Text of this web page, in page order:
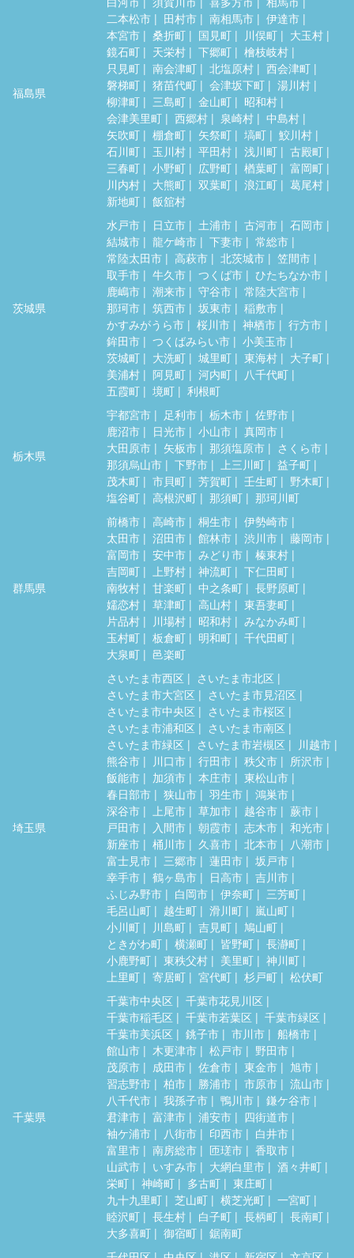
福島県
二本松市
田村市 南相馬市
伊達市
本宮市
桑折町 国見町 川俣町
大玉村
鏡石町
天栄村 下郷町
檜枝岐村
只見町
南会津町 北塩原村
西会津町
磐梯町
猪苗代町 会津坂下町
湯川村
柳津町
三島町 金山町
昭和村
会津美里町
西郷村 泉崎村
中島村
矢吹町
棚倉町 矢祭町 塙町
鮫川村
石川町
玉川村 平田村 浅川町
古殿町
三春町
小野町 広野町 楢葉町
富岡町
川内村
大熊町 双葉町 浪江町
葛尾村
新地町
飯舘村
茨城県
水戸市 日立市 土浦市 古河市
石岡市
結城市
龍ケ崎市 下妻市
常総市
常陸太田市
高萩市 北茨城市
笠間市
取手市
牛久市 つくば市
ひたちなか市
鹿嶋市
潮来市 守谷市
常陸大宮市
那珂市
筑西市 坂東市
稲敷市
かすみがうら市
桜川市 神栖市
行方市
鉾田市
つくばみらい市
小美玉市
茨城町
大洗町 城里町 東海村
大子町
美浦村
阿見町 河内町
八千代町
五霞町
境町 利根町
栃木県
宇都宮市 足利市 栃木市
佐野市
鹿沼市
日光市 小山市
真岡市
大田原市
矢板市 那須塩原市
さくら市
那須烏山市
下野市 上三川町
益子町
茂木町
市貝町 芳賀町 壬生町
野木町
塩谷町
高根沢町 那須町 那珂川町
群馬県
前橋市 高崎市 桐生市
伊勢崎市
太田市
沼田市 館林市 渋川市
藤岡市
富岡市
安中市 みどり市
榛東村
吉岡町
上野村 神流町
下仁田町
南牧村
甘楽町 中之条町
長野原町
嬬恋村
草津町 高山村
東吾妻町
片品村
川場村 昭和村
みなかみ町
玉村町
板倉町 明和町
千代田町
大泉町
邑楽町
埼玉県
さいたま市西区
さいたま市北区
さいたま市大宮区
さいたま市見沼区
さいたま市中央区
さいたま市桜区
さいたま市浦和区
さいたま市南区
さいたま市緑区
さいたま市岩槻区
川越市
熊谷市
川口市 行田市 秩父市
所沢市
飯能市
加須市 本庄市
東松山市
春日部市
狭山市 羽生市
鴻巣市
深谷市
上尾市 草加市 越谷市
蕨市
戸田市
入間市 朝霞市 志木市
和光市
新座市
桶川市 久喜市 北本市
八潮市
富士見市
三郷市 蓮田市
坂戸市
幸手市
鶴ヶ島市 日高市
吉川市
ふじみ野市
白岡市 伊奈町
三芳町
毛呂山町
越生町 滑川町
嵐山町
小川町
川島町 吉見町
鳩山町
ときがわ町
横瀬町 皆野町
長瀞町
小鹿野町
東秩父村 美里町
神川町
上里町
寄居町 宮代町 杉戸町 松伏町
千葉県
千葉市中央区
千葉市花見川区
千葉市稲毛区
千葉市若葉区
千葉市緑区
千葉市美浜区
銚子市 市川市
船橋市
館山市
木更津市 松戸市
野田市
茂原市
成田市 佐倉市 東金市
旭市
習志野市
柏市 勝浦市 市原市
流山市
八千代市
我孫子市 鴨川市
鎌ケ谷市
君津市
富津市 浦安市
四街道市
袖ケ浦市
八街市 印西市
白井市
富里市
南房総市 匝瑳市
香取市
山武市
いすみ市 大網白里市
酒々井町
栄町
神崎町 多古町
東庄町
九十九里町
芝山町 横芝光町
一宮町
睦沢町
長生村 白子町 長柄町
長南町
大多喜町
御宿町
鋸南町